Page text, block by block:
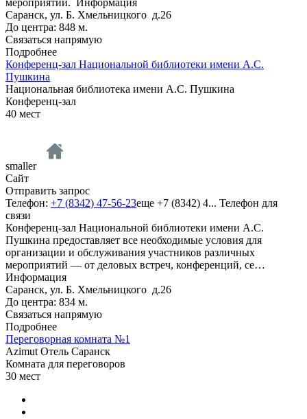
Саранск, ул. Б. Хмельницкого д.26
До центра: 848 м.
Связаться напрямую
Подробнее
Конференц-зал Национальной библиотеки имени А.С.
Пушкина
Национальная библиотека имени А.С. Пушкина
Конференц-зал
40 мест
smaller
Сайт
Отправить запрос
Телефон: +7 (8342) 47-56-23еще +7 (8342) 4... Телефон для
связи
Конференц-зал Национальной библиотеки имени А.С.
Пушкина предоставляет все необходимые условия для
организации и обслуживания участников различных
мероприятий — от деловых встреч, конференций, се…
Информация
Саранск, ул. Б. Хмельницкого д.26
До центра: 834 м.
Связаться напрямую
Подробнее
Переговорная комната №1
Azimut Отель Саранск
Комната для переговоров
30 мест